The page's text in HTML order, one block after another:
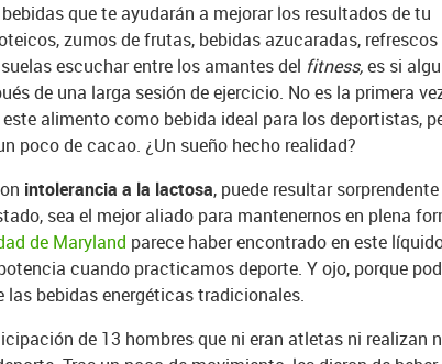
que te ayudarán a mejorar los resultados de tu
zumos de frutas, bebidas azucaradas, refrescos
escuchar entre los amantes del fitness,es si
de una larga sesión de ejercicio. No es la primera
alimento como bebida ideal para los deportistas,
poco de cacao. ¿Un sueño hecho realidad?
intolerancia a la lactosa, puede resultar
sea el mejor aliado para mantenernos en plena
de Maryland parece haber encontrado en este
cuando practicamos deporte. Y ojo, porque
las bebidas energéticas tradicionales.
de 13 hombres que ni eran atletas ni realizan